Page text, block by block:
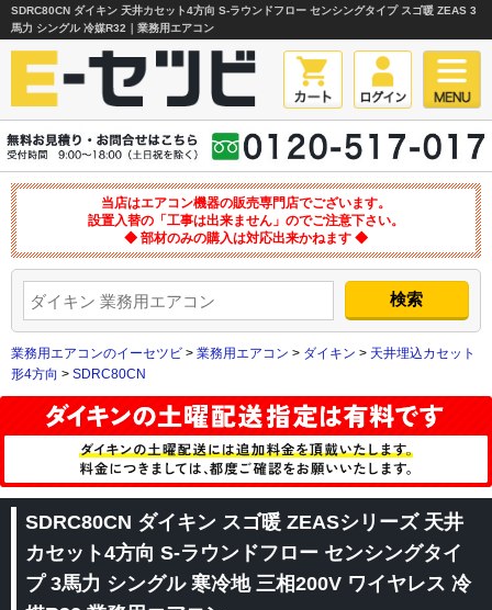
SDRC80CN ダイキン 天井カセット4方向 S-ラウンドフロー センシングタイプ スゴ暖 ZEAS 3
馬力 シングル 冷媒R32｜業務用エアコン
当店はエアコン機器の販売専門店でございます。
設置入替の「工事は出来ません」のでご注意下さい。
◆ 部材のみの購入は対応出来かねます ◆
業務用エアコンのイーセツビ > 業務用エアコン > ダイキン > 天井埋込カセット
形4方向 > SDRC80CN
SDRC80CN ダイキン スゴ暖 ZEASシリーズ 天井
カセット4方向 S-ラウンドフロー センシングタイ
プ 3馬力 シングル 寒冷地 三相200V ワイヤレス 冷